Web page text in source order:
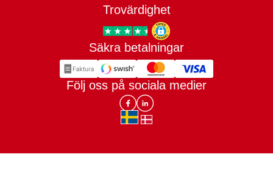
Trovärdighet
Trygg E-handel
Säkra betalningar
Följ oss på sociala medier
Lomax DK Facebook
Lomax SE LinkIn
sv-SEda-DK